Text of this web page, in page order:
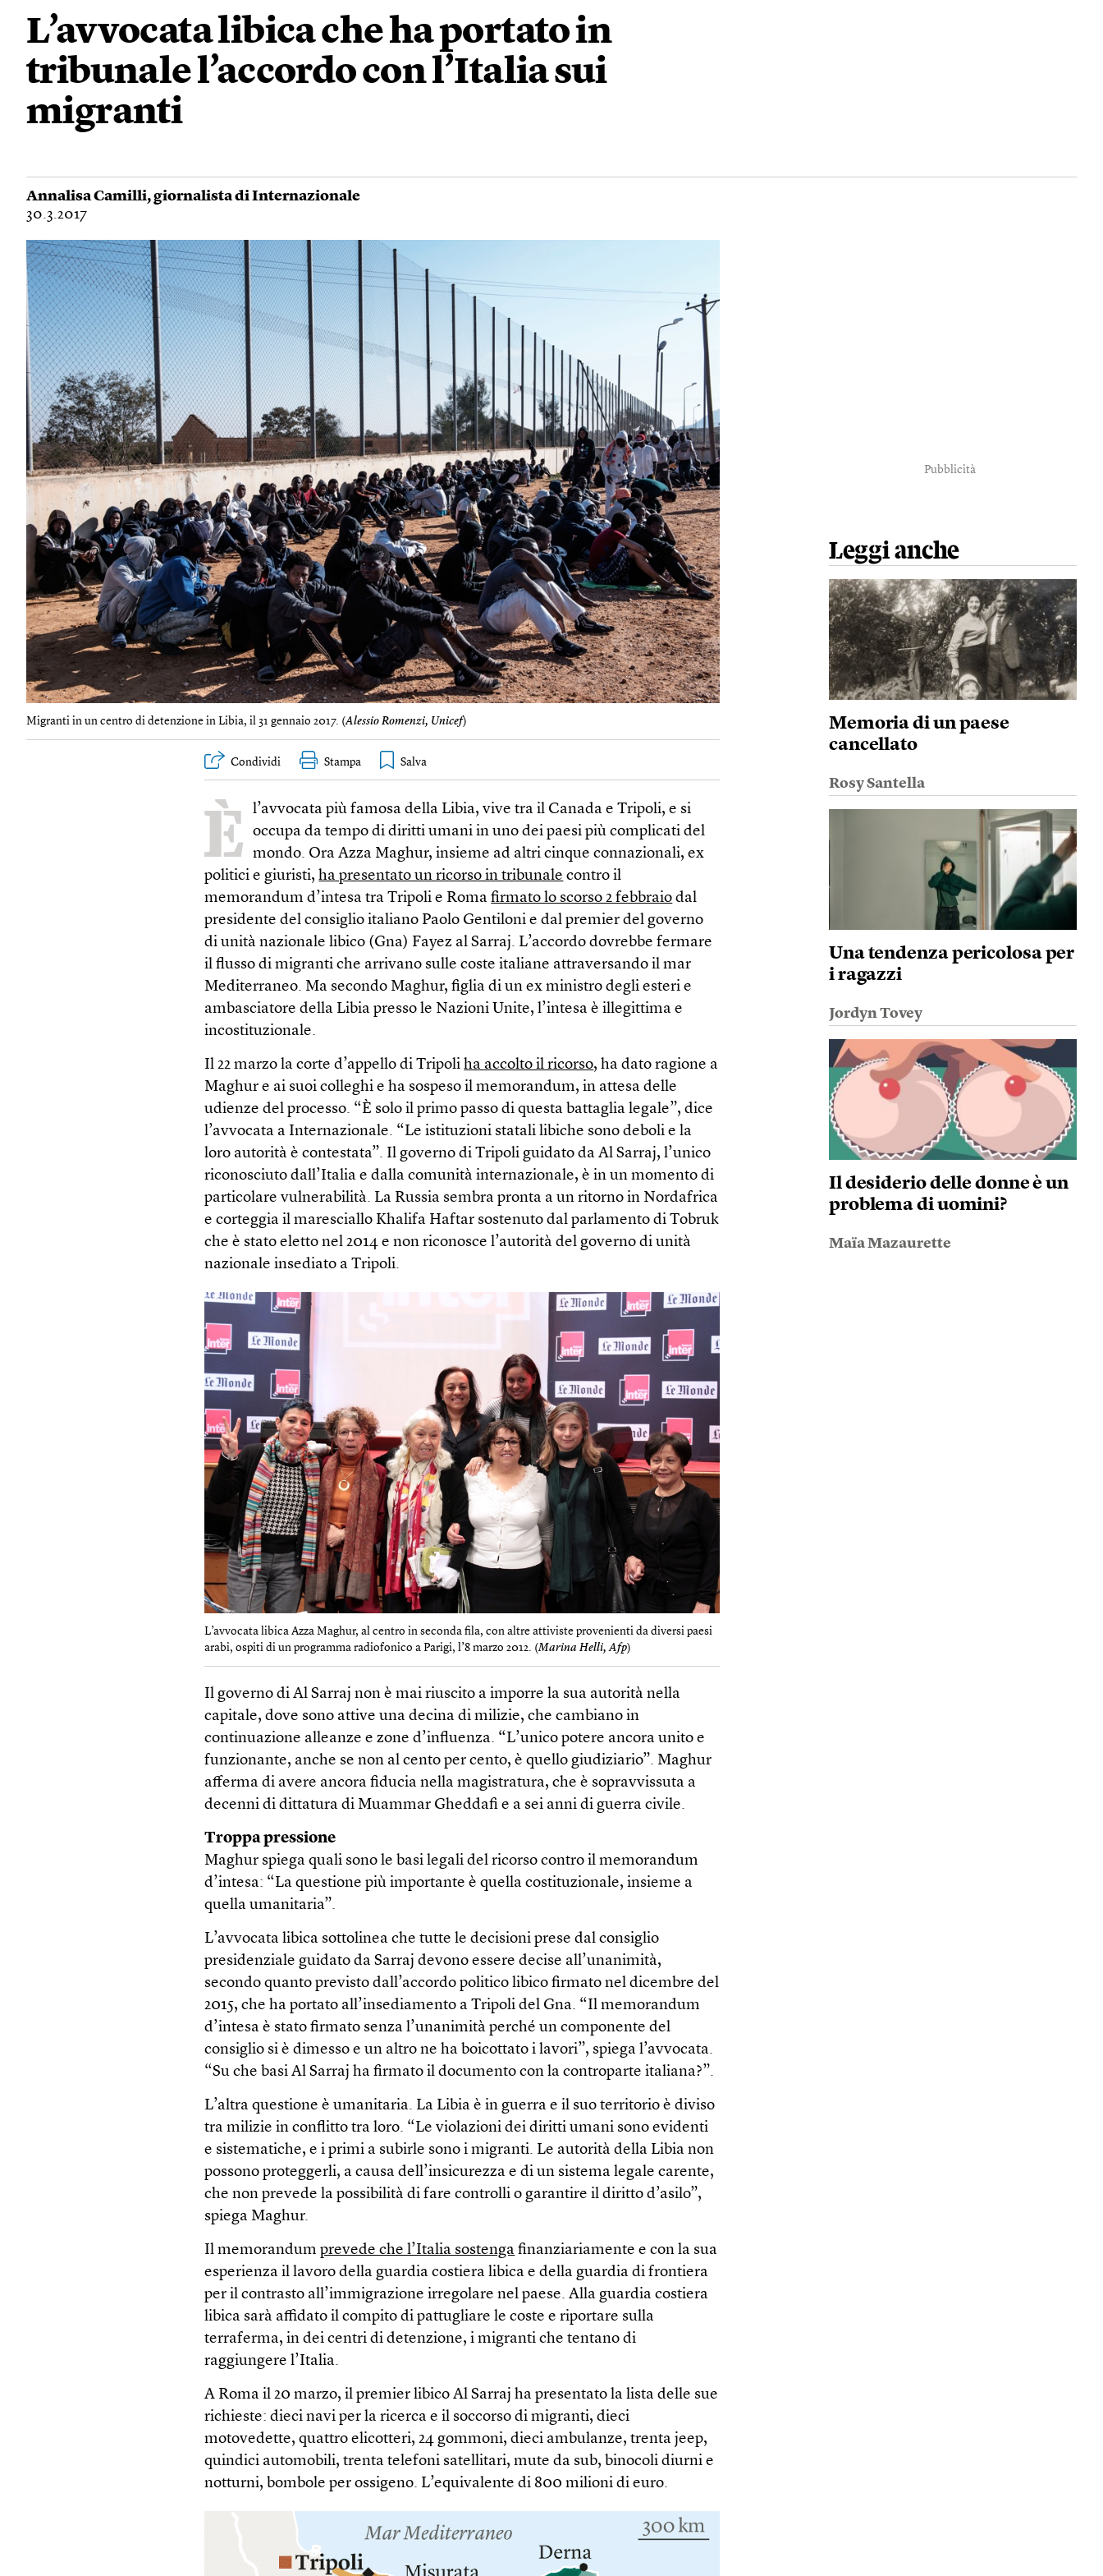
L’avvocata libica che ha portato in
tribunale l’accordo con l’Italia sui
migranti
Annalisa Camilli, giornalista di Internazionale
30.3.2017
Migranti in un centro di detenzione in Libia, il 31 gennaio 2017. (Alessio Romenzi, Unicef)
Condividi Stampa
È
l’avvocata più famosa della Libia, vive tra il Canada e Tripoli, e si
occupa da tempo di diritti umani in uno dei paesi più complicati del
mondo. Ora Azza Maghur, insieme ad altri cinque connazionali, ex
politici e giuristi,ha presentato un ricorso in tribunale contro il
memorandum d’intesa tra Tripoli e Romafirmato lo scorso 2 febbraio dal
presidente del consiglio italiano Paolo Gentiloni e dal premier del governo
di unità nazionale libico (Gna) Fayez al Sarraj. L’accordo dovrebbe fermare
il flusso di migranti che arrivano sulle coste italiane attraversando il mar
Mediterraneo. Ma secondo Maghur, figlia di un ex ministro degli esteri e
ambasciatore della Libia presso le Nazioni Unite, l’intesa è illegittima e
incostituzionale.
Il 22 marzo la corte d’appello di Tripoliha accolto il ricorso, ha dato ragione a
Maghur e ai suoi colleghi e ha sospeso il memorandum, in attesa delle
udienze del processo. “È solo il primo passo di questa battaglia legale”, dice
l’avvocata a Internazionale. “Le istituzioni statali libiche sono deboli e la
loro autorità è contestata”. Il governo di Tripoli guidato da Al Sarraj, l’unico
riconosciuto dall’Italia e dalla comunità internazionale, è in un momento di
particolare vulnerabilità. La Russia sembra pronta a un ritorno in Nordafrica
e corteggia il maresciallo Khalifa Haftar sostenuto dal parlamento di Tobruk
che è stato eletto nel 2014 e non riconosce l’autorità del governo di unità
nazionale insediato a Tripoli.
L’avvocata libica Azza Maghur, al centro in seconda fila, con altre attiviste provenienti da diversi paesi
arabi, ospiti di un programma radiofonico a Parigi, l’8 marzo 2012. (Marina Helli, Afp)
Il governo di Al Sarraj non è mai riuscito a imporre la sua autorità nella
capitale, dove sono attive una decina di milizie, che cambiano in
continuazione alleanze e zone d’influenza. “L’unico potere ancora unito e
funzionante, anche se non al cento per cento, è quello giudiziario”. Maghur
afferma di avere ancora fiducia nella magistratura, che è sopravvissuta a
decenni di dittatura di Muammar Gheddafi e a sei anni di guerra civile.
Troppa pressione
Maghur spiega quali sono le basi legali del ricorso contro il memorandum
d’intesa: “La questione più importante è quella costituzionale, insieme a
quella umanitaria”.
L’avvocata libica sottolinea che tutte le decisioni prese dal consiglio
presidenziale guidato da Sarraj devono essere decise all’unanimità,
secondo quanto previsto dall’accordo politico libico firmato nel dicembre del
2015, che ha portato all’insediamento a Tripoli del Gna. “Il memorandum
d’intesa è stato firmato senza l’unanimità perché un componente del
consiglio si è dimesso e un altro ne ha boicottato i lavori”, spiega l’avvocata.
“Su che basi Al Sarraj ha firmato il documento con la controparte italiana?”.
L’altra questione è umanitaria. La Libia è in guerra e il suo territorio è diviso
tra milizie in conflitto tra loro. “Le violazioni dei diritti umani sono evidenti
e sistematiche, e i primi a subirle sono i migranti. Le autorità della Libia non
possono proteggerli, a causa dell’insicurezza e di un sistema legale carente,
che non prevede la possibilità di fare controlli o garantire il diritto d’asilo”,
spiega Maghur.
Il memorandumprevede che l’Italia sostenga finanziariamente e con la sua
esperienza il lavoro della guardia costiera libica e della guardia di frontiera
per il contrasto all’immigrazione irregolare nel paese. Alla guardia costiera
libica sarà affidato il compito di pattugliare le coste e riportare sulla
terraferma, in dei centri di detenzione, i migranti che tentano di
raggiungere l’Italia.
A Roma il 20 marzo, il premier libico Al Sarraj ha presentato la lista delle sue
richieste: dieci navi per la ricerca e il soccorso di migranti, dieci
motovedette, quattro elicotteri, 24 gommoni, dieci ambulanze, trenta jeep,
quindici automobili, trenta telefoni satellitari, mute da sub, binocoli diurni e
notturni, bombole per ossigeno. L’equivalente di 800 milioni di euro.
Pubblicità
Leggi anche
Memoria di un paese
cancellato
Rosy Santella
Una tendenza pericolosa per
i ragazzi
Jordyn Tovey
Il desiderio delle donne è un
problema di uomini?
Maïa Mazaurette